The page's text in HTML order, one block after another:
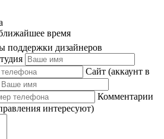
время
поддержки дизайнеров
Сайт (аккаунт в
Комментарии
интересуют)